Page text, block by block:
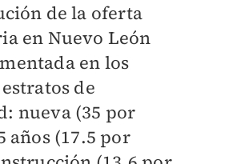
de la oferta
en Nuevo León
en los
de
nueva (35 por
años (17.5 por